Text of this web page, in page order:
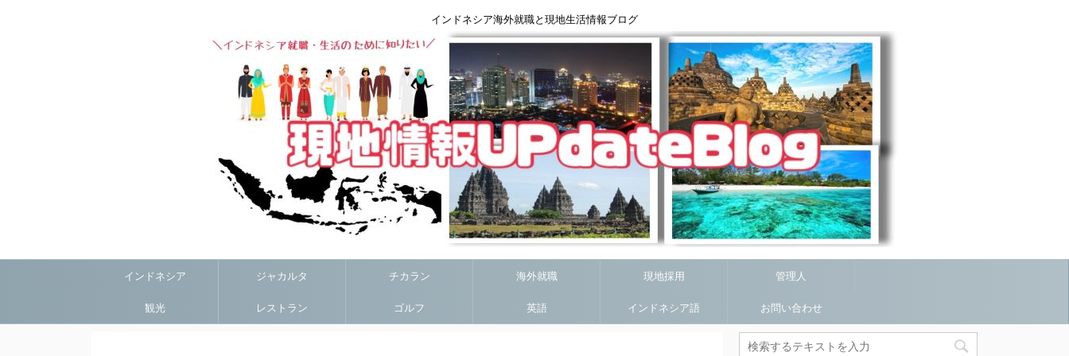
インドネシア海外就職と現地生活情報ブログ
インドネシア ジャカルタ チカラン 海外就職 現地採用 管理人
観光 レストラン ゴルフ 英語 インドネシア語 お問い合わせ